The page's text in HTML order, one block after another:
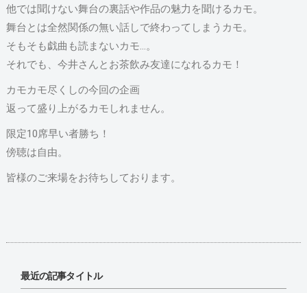
他では聞けない舞台の裏話や作品の魅力を聞けるカモ。
舞台とは全然関係の無い話しで終わってしまうカモ。
そもそも戯曲も読まないカモ…。
それでも、今井さんとお茶飲み友達になれるカモ！
カモカモ尽くしの今回の企画
返って盛り上がるカモしれません。
限定10席早い者勝ち！
傍聴は自由。
皆様のご来場をお待ちしております。
最近の記事タイトル